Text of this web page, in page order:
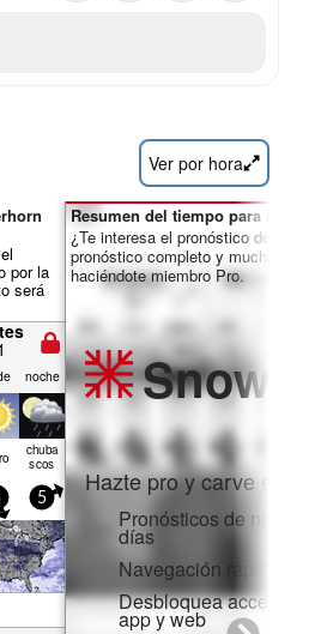
Ver por hora
por la
será
noche
chuba
scos
5
Resumen del tiempo para los días
¿Te interesa el pronóstico de 16
pronóstico completo y muchas más
haciéndote miembro Pro.
Snow
Hazte pro y carve en:
Pronósticos de nieve
días
Navegación rápida sin
Desbloquea acceso
app y web